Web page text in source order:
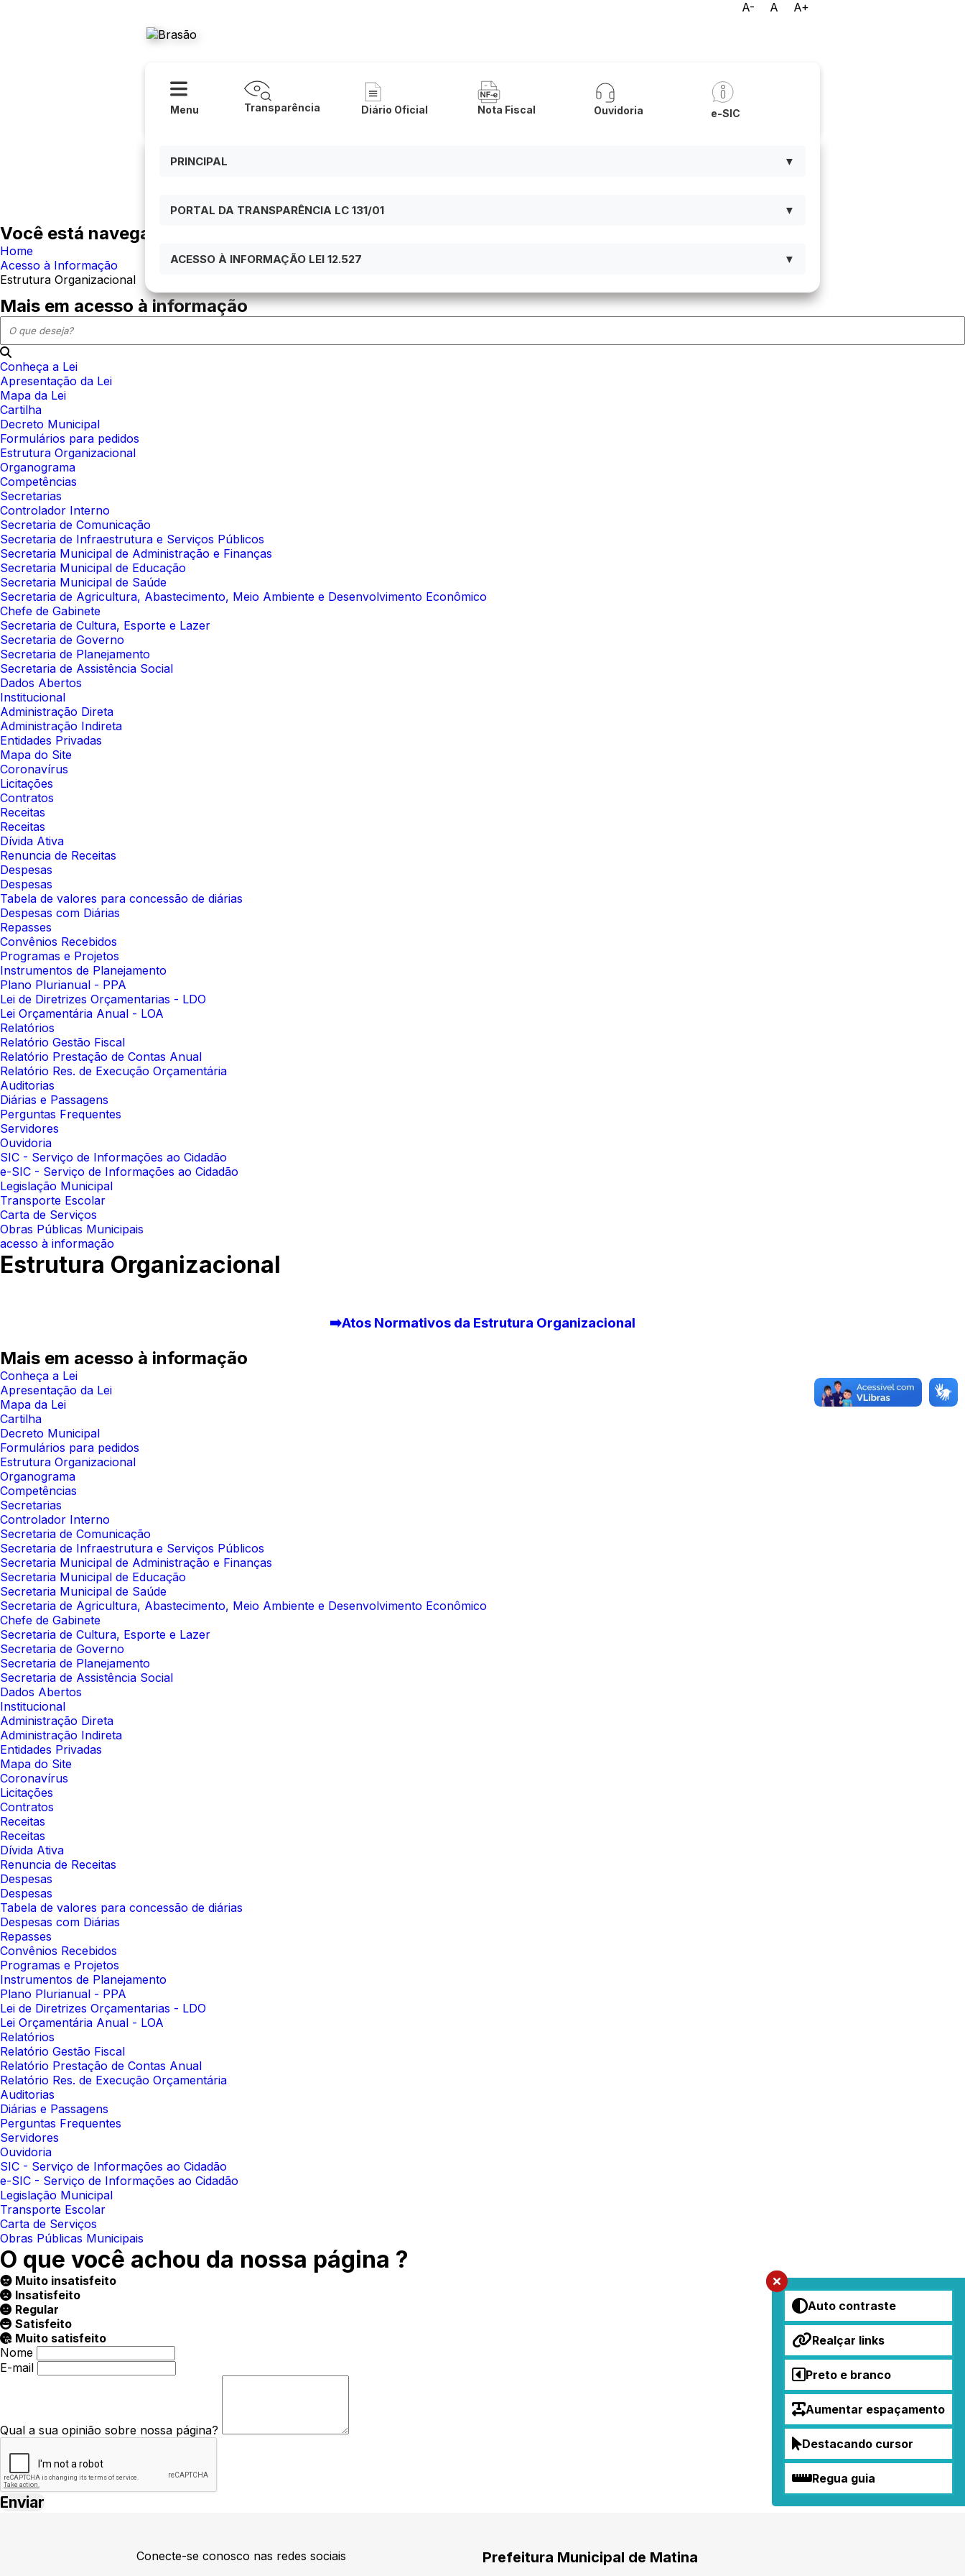
A- A
A+
Menu Transparência Diário Oficial Nota Fiscal Ouvidoria e-SIC
PRINCIPAL ▼
PORTAL DA TRANSPARÊNCIA LC 131/01 ▼
ACESSO À INFORMAÇÃO LEI 12.527 ▼
Auto contraste
Realçar links
Preto e branco
Aumentar espaçamento
Destacando cursor
Regua guia
Você está navegando em:
Home
Acesso à Informação
Estrutura Organizacional
Mais em acesso à informação
Conheça a Lei
Apresentação da Lei
Mapa da Lei
Cartilha
Decreto Municipal
Formulários para pedidos
Estrutura Organizacional
Organograma
Competências
Secretarias
Controlador Interno
Secretaria de Comunicação
Secretaria de Infraestrutura e Serviços Públicos
Secretaria Municipal de Administração e Finanças
Secretaria Municipal de Educação
Secretaria Municipal de Saúde
Secretaria de Agricultura, Abastecimento, Meio Ambiente e Desenvolvimento Econômico
Chefe de Gabinete
Secretaria de Cultura, Esporte e Lazer
Secretaria de Governo
Secretaria de Planejamento
Secretaria de Assistência Social
Dados Abertos
Institucional
Administração Direta
Administração Indireta
Entidades Privadas
Mapa do Site
Coronavírus
Licitações
Contratos
Receitas
Receitas
Dívida Ativa
Renuncia de Receitas
Despesas
Despesas
Tabela de valores para concessão de diárias
Despesas com Diárias
Repasses
Convênios Recebidos
Programas e Projetos
Instrumentos de Planejamento
Plano Plurianual - PPA
Lei de Diretrizes Orçamentarias - LDO
Lei Orçamentária Anual - LOA
Relatórios
Relatório Gestão Fiscal
Relatório Prestação de Contas Anual
Relatório Res. de Execução Orçamentária
Auditorias
Diárias e Passagens
Perguntas Frequentes
Servidores
Ouvidoria
SIC - Serviço de Informações ao Cidadão
e-SIC - Serviço de Informações ao Cidadão
Legislação Municipal
Transporte Escolar
Carta de Serviços
Obras Públicas Municipais
acesso à informação
Estrutura Organizacional
➡️Atos Normativos da Estrutura Organizacional
Mais em acesso à informação
Conheça a Lei
Apresentação da Lei
Mapa da Lei
Cartilha
Decreto Municipal
Formulários para pedidos
Estrutura Organizacional
Organograma
Competências
Secretarias
Controlador Interno
Secretaria de Comunicação
Secretaria de Infraestrutura e Serviços Públicos
Secretaria Municipal de Administração e Finanças
Secretaria Municipal de Educação
Secretaria Municipal de Saúde
Secretaria de Agricultura, Abastecimento, Meio Ambiente e Desenvolvimento Econômico
Chefe de Gabinete
Secretaria de Cultura, Esporte e Lazer
Secretaria de Governo
Secretaria de Planejamento
Secretaria de Assistência Social
Dados Abertos
Institucional
Administração Direta
Administração Indireta
Entidades Privadas
Mapa do Site
Coronavírus
Licitações
Contratos
Receitas
Receitas
Dívida Ativa
Renuncia de Receitas
Despesas
Despesas
Tabela de valores para concessão de diárias
Despesas com Diárias
Repasses
Convênios Recebidos
Programas e Projetos
Instrumentos de Planejamento
Plano Plurianual - PPA
Lei de Diretrizes Orçamentarias - LDO
Lei Orçamentária Anual - LOA
Relatórios
Relatório Gestão Fiscal
Relatório Prestação de Contas Anual
Relatório Res. de Execução Orçamentária
Auditorias
Diárias e Passagens
Perguntas Frequentes
Servidores
Ouvidoria
SIC - Serviço de Informações ao Cidadão
e-SIC - Serviço de Informações ao Cidadão
Legislação Municipal
Transporte Escolar
Carta de Serviços
Obras Públicas Municipais
O que você achou da nossa página ?
Muito insatisfeito
Insatisfeito
Regular
Satisfeito
Muito satisfeito
Nome
E-mail
Qual a sua opinião sobre nossa página?
Conecte-se conosco nas redes sociais Prefeitura Municipal de Matina